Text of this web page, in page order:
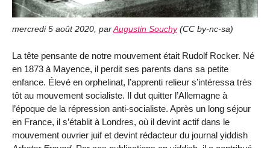
mercredi 5 août 2020, parAugustin Souchy (CC by-nc-sa)
La tête pensante de notre mouvement était Rudolf Rocker. Né
en 1873 à Mayence, il perdit ses parents dans sa petite
enfance. Élevé en orphelinat, l’apprenti relieur s’intéressa très
tôt au mouvement socialiste. Il dut quitter l’Allemagne à
l’époque de la répression anti-socialiste. Après un long séjour
en France, il s’établit à Londres, où il devint actif dans le
mouvement ouvrier juif et devint rédacteur du journal yiddish